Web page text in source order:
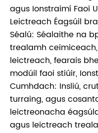
agus Ionstraimí Faoi
Leictreach Éagsúil
Séalú: Séalaithe na
trealamh
leictreach, fearais
modúil faoi stiúir,
Cumhdach: Insliú,
turraing, agus
leictreonacha
agus leictreach